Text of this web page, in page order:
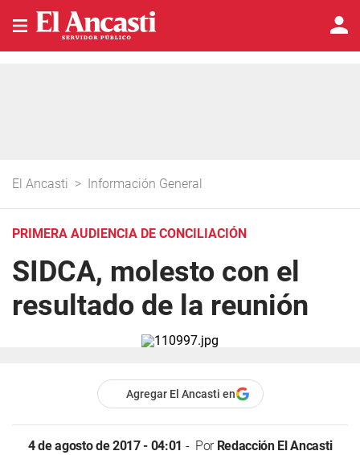
El Ancasti > Información General
PRIMERA AUDIENCIA DE CONCILIACIÓN
SIDCA, molesto con el
resultado de la reunión
Agregar El Ancasti en
4 de agosto de 2017 - 04:01 Por Redacción El Ancasti